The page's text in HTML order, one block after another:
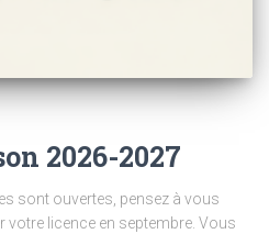
2026-2027
sont ouvertes, pensez à vous
votre licence en septembre. Vous